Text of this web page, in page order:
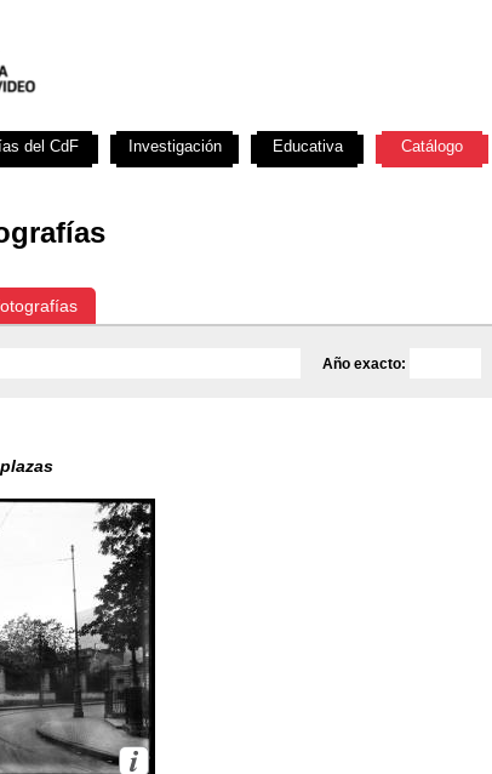
Año exacto:
plazas
del CdF Investigación Educativa Catálogo